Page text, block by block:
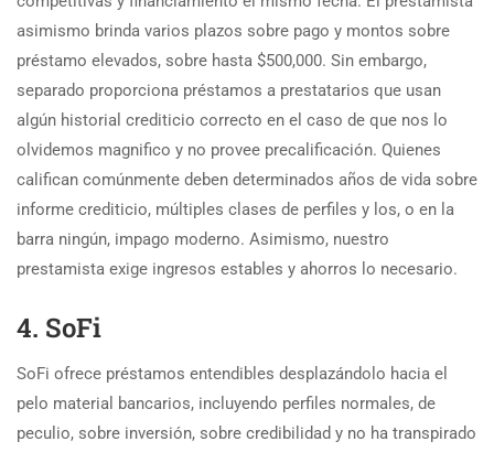
asimismo brinda varios plazos sobre pago y montos sobre
préstamo elevados, sobre hasta $500,000. Sin embargo,
separado proporciona préstamos a prestatarios que usan
algún historial crediticio correcto en el caso de que nos lo
olvidemos magnifico y no provee precalificación. Quienes
califican comúnmente deben determinados años de vida sobre
informe crediticio, múltiples clases de perfiles y los, o en la
barra ningún, impago moderno. Asimismo, nuestro
prestamista exige ingresos estables y ahorros lo necesario.
4. SoFi
SoFi ofrece préstamos entendibles desplazándolo hacia el
pelo material bancarios, incluyendo perfiles normales, de
peculio, sobre inversión, sobre credibilidad y no ha transpirado